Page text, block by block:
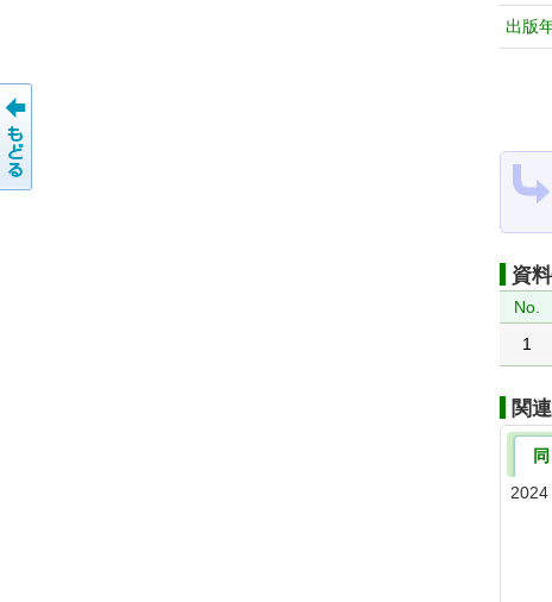
出版
資
No.
1
関
2024